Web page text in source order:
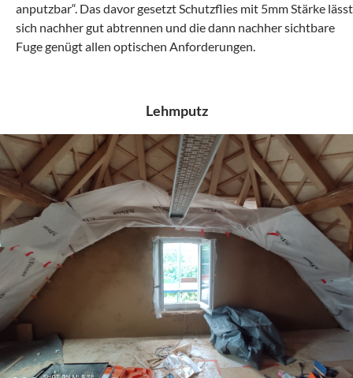
anputzbar“. Das davor gesetzt Schutzflies mit 5mm Stärke lässt
sich nachher gut abtrennen und die dann nachher sichtbare
Fuge genügt allen optischen Anforderungen.
Lehmputz